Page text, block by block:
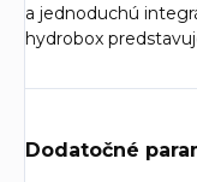
a jednoduchú
hydrobox
Dodatočné